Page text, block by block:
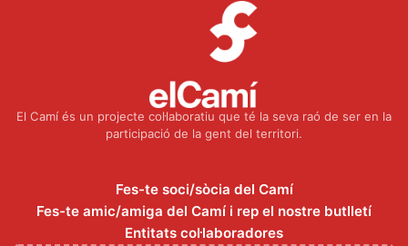
El Camí és un projecte col·laboratiu que té la seva raó de ser en la
participació de la gent del territori.
Fes-te soci/sòcia del Camí
Fes-te amic/amiga del Camí i rep el nostre butlletí
Entitats col·laboradores